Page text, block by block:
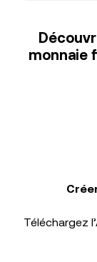
monnaie
Téléchargez